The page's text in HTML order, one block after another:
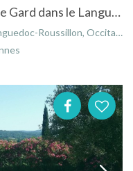
Mas à La Roque sur Cèze dans le Gard dans le Languedoc-Roussillon entre Avignon et Uzés
Roussillon, Occitanie, France